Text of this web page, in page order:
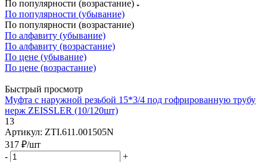
По популярности (возрастание)
По популярности (убывание)
По популярности (возрастание)
По алфавиту (убывание)
По алфавиту (возрастание)
По цене (убывание)
По цене (возрастание)
Быстрый просмотр
Муфта с наружной резьбой 15*3/4 под гофрированную трубу
нерж ZEISSLER (10/120шт)
13
Артикул: ZTI.611.001505N
317 ₽/шт
-
+